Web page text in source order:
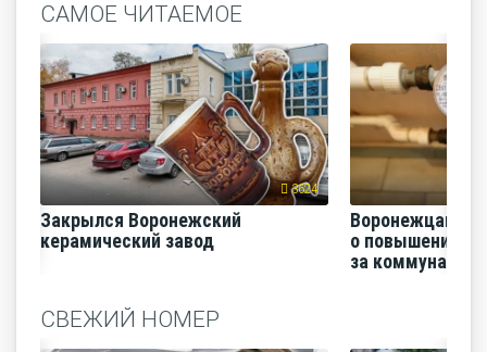
САМОЕ ЧИТАЕМОЕ
3624
Закрылся Воронежский
керамический завод
Воронежцам
о повышении
за
СВЕЖИЙ НОМЕР